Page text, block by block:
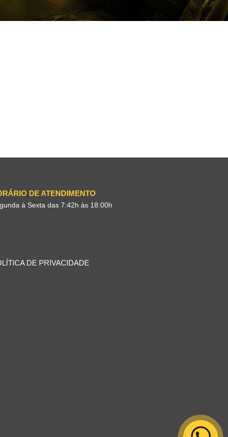
DE ATENDIMENTO
à Sexta das 7:42h às 18:00h
DE PRIVACIDADE